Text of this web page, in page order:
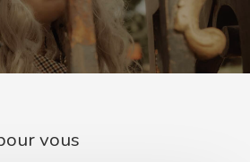
vous